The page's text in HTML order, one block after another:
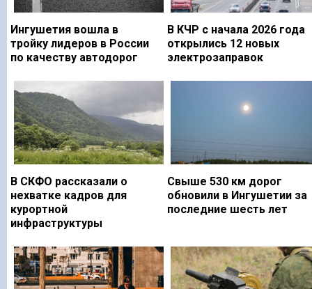
Ингушетия вошла в
тройку лидеров в России
по качеству автодорог
В КЧР с начала 2026 года
открылись 12 новых
электрозаправок
В СКФО рассказали о
нехватке кадров для
курортной
инфраструктуры
Свыше 530 км дорог
обновили в Ингушетии за
последние шесть лет